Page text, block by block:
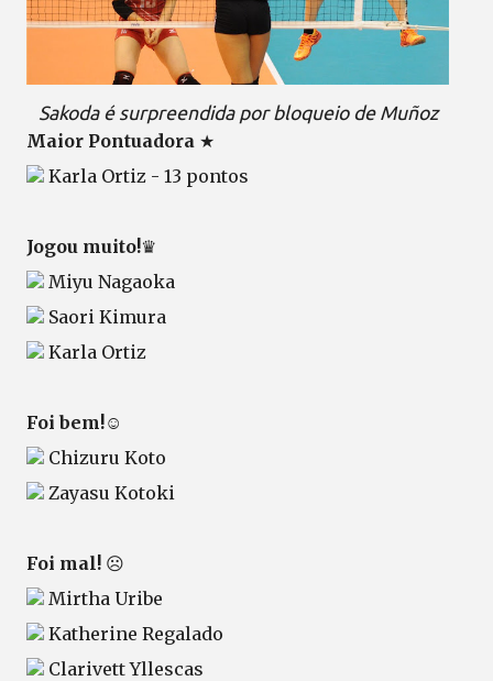
Sakoda é surpreendida por bloqueio de Muñoz
Maior Pontuadora ★
Karla Ortiz - 13 pontos
Jogou muito!♛
Miyu Nagaoka
Saori Kimura
Karla Ortiz
Foi bem!☺
Chizuru Koto
Zayasu Kotoki
Foi mal! ☹
Mirtha Uribe
Katherine Regalado
Clarivett Yllescas